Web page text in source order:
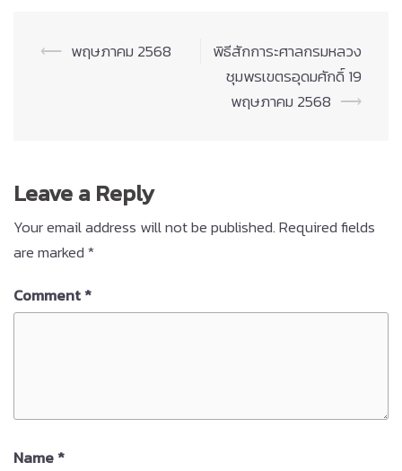
Post
⟵ พฤษภาคม 2568
พิธีสักการะศาลกรมหลวง
ชุมพรเขตรอุดมศักดิ์ 19
พฤษภาคม 2568 ⟶
Leave a Reply
Your email address will not be published.Required fields
are marked*
Comment*
Name*